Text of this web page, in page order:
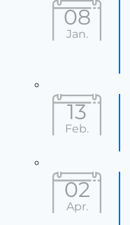
08
Jan.
13
Feb.
02
Apr.